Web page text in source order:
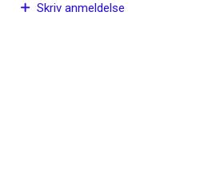
Skriv anmeldelse